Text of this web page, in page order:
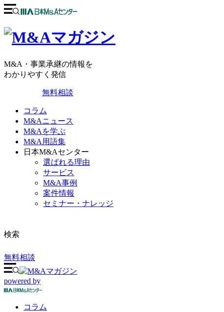
M&A・事業承継の情報を
わかりやすく発信
無料相談
コラム
M&Aニュース
M&Aを学ぶ
M&A用語集
日本M&Aセンター
選ばれる理由
サービス
M&A事例
案件情報
セミナー・ナレッジ
検索
無料相談
powered by
コラム